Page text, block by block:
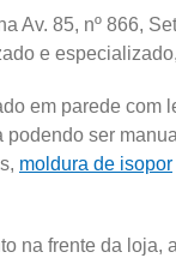
Av. 85, nº 866,
e
em parede com
podendo ser
moldura de isopor
na frente da